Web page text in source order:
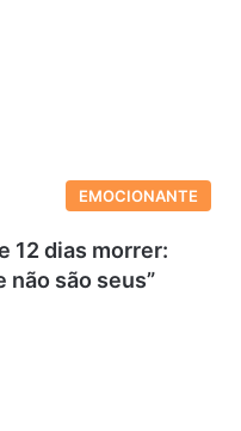
EMOCIONANTE
12 dias morrer:
não são seus”